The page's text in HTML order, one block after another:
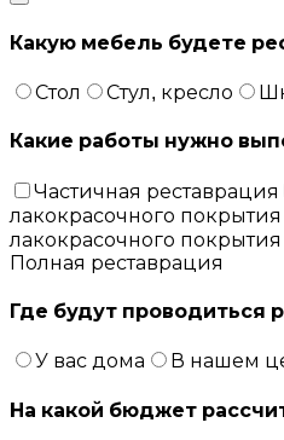
Какую мебель будете
Стол Стул, кресло
Какие работы нужно
Частичная реставрация
лакокрасочного покрытия
лакокрасочного
Полная реставрация
Где будут проводиться
У вас дома В нашем
На какой бюджет